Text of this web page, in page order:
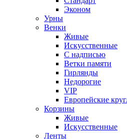
Эконом
Урны
Венки
Живые
Искусственные
С надписью
Ветки памяти
Гирлянды
Недорогие
VIP
Европейские
Корзины
Живые
Искусственные
Ленты